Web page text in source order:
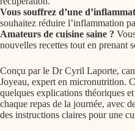
Vous souffrez d’une
souhaitez réduire l’inflammation
Amateurs de cuisine saine ?
nouvelles recettes tout en prenant
Conçu par le Dr Cyril Laporte,
Joyeau, expert en micronutrition.
quelques explications théoriques
chaque repas de la journée, avec
des instructions claires pour une